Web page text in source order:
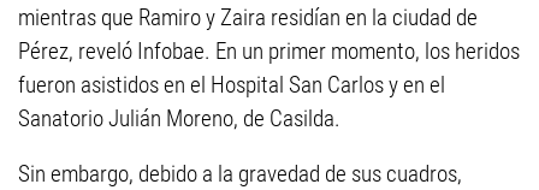
mientras que Ramiro y Zaira residían en la ciudad de
Pérez, reveló Infobae. En un primer momento, los heridos
fueron asistidos en el Hospital San Carlos y en el
Sanatorio Julián Moreno, de Casilda.
Sin embargo, debido a la gravedad de sus cuadros,